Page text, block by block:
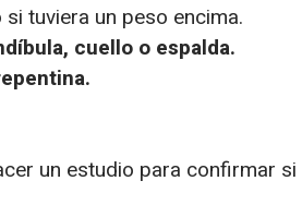
si tuviera un peso encima.
cuello o espalda.
un estudio para confirmar